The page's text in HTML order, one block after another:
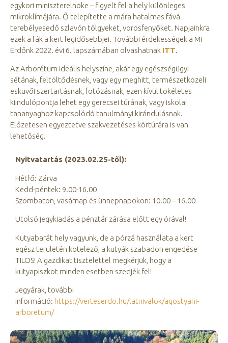
egykori miniszterelnöke – figyelt fel a hely különleges
mikroklímájára. Ő telepítette a mára hatalmas fává
terebélyesedő szlavón tölgyeket, vörösfenyőket. Napjainkra
ezek a fák a kert legidősebbjei. További érdekességek a Mi
Erdőnk 2022. évi 6. lapszámában olvashatnak ITT.
Az Arborétum ideális helyszíne, akár egy egészségügyi
sétának, feltöltődésnek, vagy egy meghitt, természetközeli
esküvői szertartásnak, fotózásnak, ezen kívül tökéletes
kiindulópontja lehet egy gerecsei túrának, vagy iskolai
tananyaghoz kapcsolódó tanulmányi kirándulásnak.
Előzetesen egyeztetve szakvezetéses körtúrára is van
lehetőség.
Nyitvatartás (2023.02.25-től):
Hétfő: Zárva
Kedd-péntek: 9.00-16.00
Szombaton, vasárnap és ünnepnapokon: 10.00 – 16.00
Utolsó jegykiadás a pénztár zárása előtt egy órával!
Kutyabarát hely vagyunk, de a pórzá használata a kert
egész területén kötelező, a kutyák szabadon engedése
TILOS! A gazdikat tisztelettel megkérjük, hogy a
kutyapiszkot minden esetben szedjék fel!
Jegyárak, további
információ: https://verteserdo.hu/latnivalok/agostyani-
arboretum/